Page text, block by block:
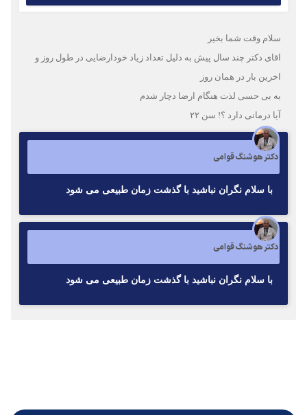
سلام وقت شما بخیر
اقای دکتر چند سال پیش به دلیل تعداد زیاد خودارضایی در طول روز و
اخرین بار در همان روز
به بی حسی لذت هنگام ارضا دچار شدم
آیا درمانی دارد ؟! سن ۲۲
دکتر هوشنگ قوامی
با سلام نگران نباشید با گذشت زمان طبیعی می شود
دکتر هوشنگ قوامی
با سلام نگران نباشید با گذشت زمان طبیعی می شود